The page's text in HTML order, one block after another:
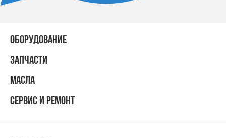
ОБОРУДОВАНИЕ
ЗАПЧАСТИ
МАСЛА
СЕРВИС И РЕМОНТ